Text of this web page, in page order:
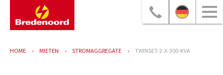
HOME MIETEN STROMAGGREGATE TWINSET-2-X-300-KVA